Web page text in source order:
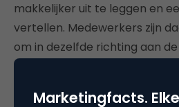
makkelijker uit te leggen en
vertellen. Medewerkers zijn
om in dezelfde richting aan
merk te werken. Dat
Marketingfacts.